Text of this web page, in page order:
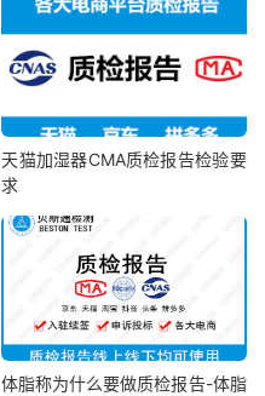
天猫加湿器CMA质检报告检验要
求
体脂称为什么要做质检报告-体脂